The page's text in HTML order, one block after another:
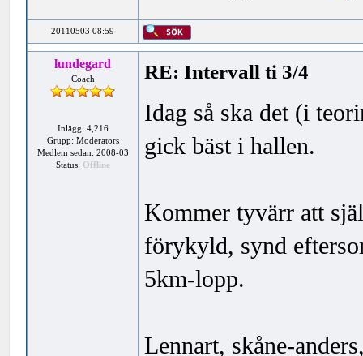
20110503 08:59
lundegard
Coach
Inlägg: 4,216
Grupp: Moderators
Medlem sedan: 2008-03
Status: Offline
RE: Intervall ti 3/4
Idag så ska det (i
gick bäst i hallen.
Kommer tyvärr att
förykyld, synd
5km-lopp.
Lennart, skåne-